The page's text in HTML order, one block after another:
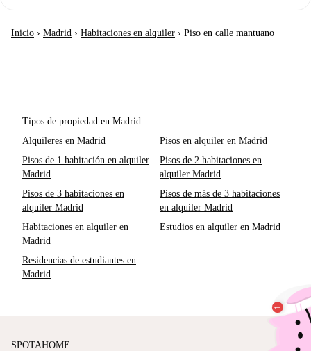
Inicio › Madrid › Habitaciones en alquiler › Piso en calle mantuano
Tipos de propiedad en Madrid
Alquileres en Madrid
Pisos en alquiler en Madrid
Pisos de 1 habitación en alquiler
Madrid
Pisos de 2 habitaciones en
alquiler Madrid
Pisos de 3 habitaciones en
alquiler Madrid
Pisos de más de 3 habitaciones
en alquiler Madrid
Habitaciones en alquiler en
Madrid
Estudios en alquiler en Madrid
Residencias de estudiantes en
Madrid
SPOTAHOME